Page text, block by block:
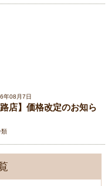
年08月7日
路店】価格改定のお知ら